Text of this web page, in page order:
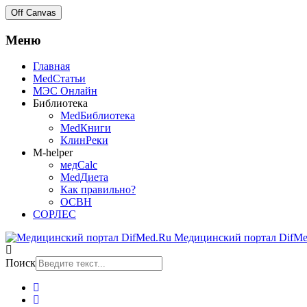
Off Canvas
Меню
Главная
MedСтатьи
МЭС Онлайн
Библиотека
MedБиблиотека
MedКниги
КлинРеки
M-helper
медCalc
MedДиета
Как правильно?
ОСВН
СОРЛЕС
Медицинский портал
Поиск